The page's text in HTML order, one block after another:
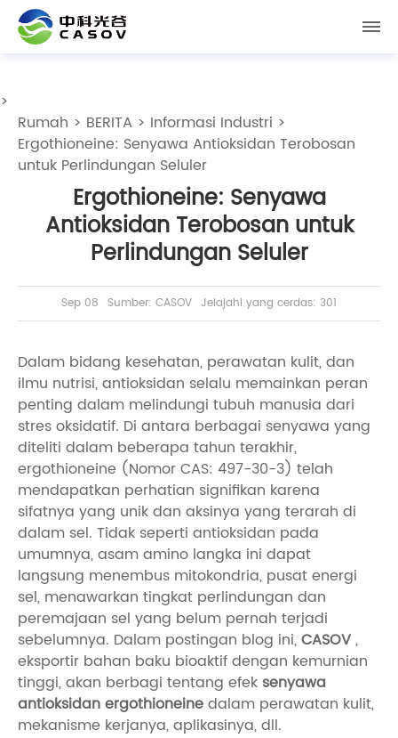
>
Rumah > BERITA > Informasi Industri >
Ergothioneine: Senyawa Antioksidan Terobosan
untuk Perlindungan Seluler
Ergothioneine: Senyawa
Antioksidan Terobosan untuk
Perlindungan Seluler
Sep 08 Sumber: CASOV Jelajahi yang cerdas: 301
Dalam bidang kesehatan, perawatan kulit, dan
ilmu nutrisi, antioksidan selalu memainkan peran
penting dalam melindungi tubuh manusia dari
stres oksidatif. Di antara berbagai senyawa yang
diteliti dalam beberapa tahun terakhir,
ergothioneine (Nomor CAS: 497-30-3) telah
mendapatkan perhatian signifikan karena
sifatnya yang unik dan aksinya yang terarah di
dalam sel. Tidak seperti antioksidan pada
umumnya, asam amino langka ini dapat
langsung menembus mitokondria, pusat energi
sel, menawarkan tingkat perlindungan dan
peremajaan sel yang belum pernah terjadi
sebelumnya. Dalam postingan blog ini,CASOV,
eksportir bahan baku bioaktif dengan kemurnian
tinggi, akan berbagi tentang efek senyawa
antioksidan ergothioneinedalam perawatan kulit,
mekanisme kerjanya, aplikasinya, dll.